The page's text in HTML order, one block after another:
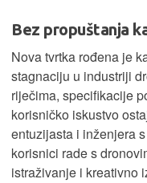
Bez propuštanja
Nova tvrtka rođena je
stagnaciju u industriji
riječima, specifikacije
korisničko iskustvo
entuzijasta i inženjera
korisnici rade s
istraživanje i kreativno